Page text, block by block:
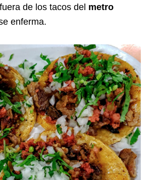
de los tacos del metro
enferma.